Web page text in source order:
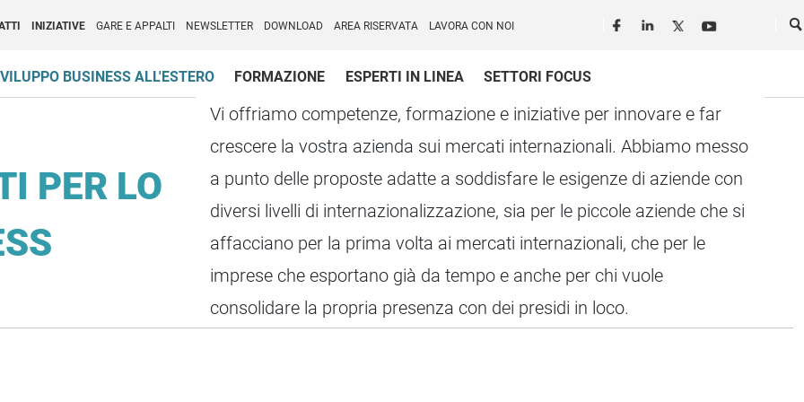
INIZIATIVE GARE E APPALTI NEWSLETTER DOWNLOAD AREA RISERVATA LAVORA CON NOI Seguici in rete
BUSINESS ALL'ESTERO FORMAZIONE ESPERTI IN LINEA
SETTORI FOCUS
PER LO
Vi offriamo competenze, formazione e iniziative per innovare e far
crescere la vostra azienda sui mercati internazionali. Abbiamo messo
a punto delle proposte adatte a soddisfare le esigenze di aziende con
diversi livelli di internazionalizzazione, sia per le piccole aziende che si
affacciano per la prima volta ai mercati internazionali, che per le
imprese che esportano già da tempo e anche per chi vuole
consolidare la propria presenza con dei presidi in loco.